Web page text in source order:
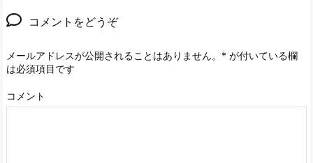
コメントをどうぞ
メールアドレスが公開されることはありません。 * が付いている欄
は必須項目です
コメント